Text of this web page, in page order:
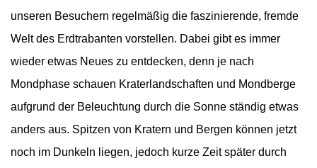
unseren Besuchern regelmäßig die faszinierende, fremde
Welt des Erdtrabanten vorstellen. Dabei gibt es immer
wieder etwas Neues zu entdecken, denn je nach
Mondphase schauen Kraterlandschaften und Mondberge
aufgrund der Beleuchtung durch die Sonne ständig etwas
anders aus. Spitzen von Kratern und Bergen können jetzt
noch im Dunkeln liegen, jedoch kurze Zeit später durch